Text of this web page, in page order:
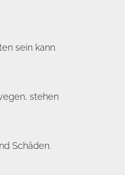
sein kann.
stehen
Schäden.